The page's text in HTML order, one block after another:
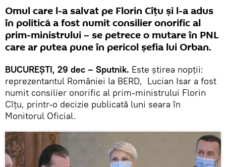
Omul care l-a salvat pe Florin Cîțu și l-a adus
în politică a fost numit consilier onorific al
prim-ministrului – se petrece o mutare în PNL
care ar putea pune în pericol șefia lui Orban.
BUCUREȘTI, 29 dec – Sputnik. Este știrea nopții:
reprezentantul României la BERD, Lucian Isar a fost
numit consilier onorific al prim-ministrului Florin
Cîţu, printr-o decizie publicată luni seara în
Monitorul Oficial.